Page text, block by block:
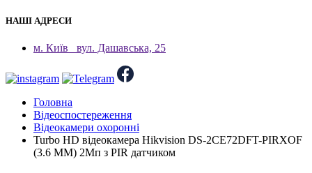
НАШІ АДРЕСИ
м. Київ вул. Дашавська, 25
Головна
Відеоспостереження
Відеокамери охоронні
Turbo HD відеокамера Hikvision DS-2CE72DFT-PIRXOF
(3.6 ММ) 2Мп з PIR датчиком